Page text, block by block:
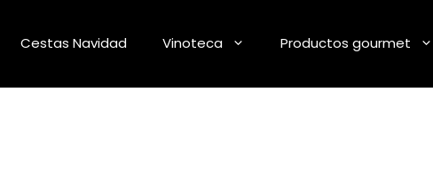
Cestas Navidad Vinoteca Productos gourmet